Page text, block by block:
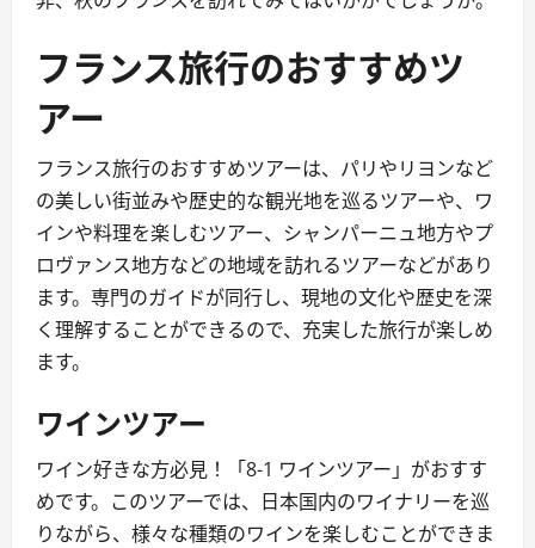
フランス旅行のおすすめツ
アー
フランス旅行のおすすめツアーは、パリやリヨンなど
の美しい街並みや歴史的な観光地を巡るツアーや、ワ
インや料理を楽しむツアー、シャンパーニュ地方やプ
ロヴァンス地方などの地域を訪れるツアーなどがあり
ます。専門のガイドが同行し、現地の文化や歴史を深
く理解することができるので、充実した旅行が楽しめ
ます。
ワインツアー
ワイン好きな方必見！「8-1 ワインツアー」がおすす
めです。このツアーでは、日本国内のワイナリーを巡
りながら、様々な種類のワインを楽しむことができま